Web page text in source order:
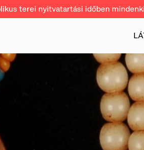
terei nyitvatartási időben